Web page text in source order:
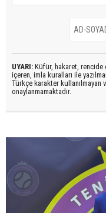
UYARI: Küfür, hakaret, rencide
içeren, imla kuralları ile
Türkçe karakter kullanılmayan
onaylanmamaktadır.